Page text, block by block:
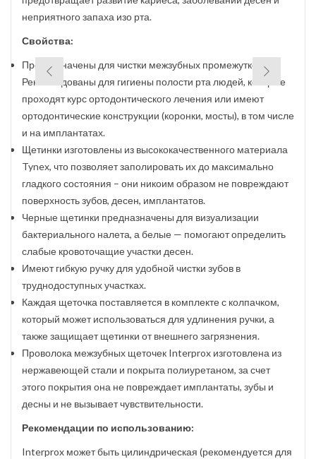
неприятного запаха изо рта.
Свойства:
Предназначены для чистки межзубных промежутков.
Рекомендованы для гигиены полости рта людей, которые
проходят курс ортодонтического лечения или имеют
ортодонтические конструкции (коронки, мосты), в том числе
и на имплантатах.
Щетинки изготовлены из высококачественного материала
Tynex, что позволяет заполировать их до максимально
гладкого состояния – они никоим образом не повреждают
поверхность зубов, десен, имплантатов.
Черные щетинки предназначены для визуализации
бактериального налета, а белые — помогают определить
слабые кровоточащие участки десен.
Имеют гибкую ручку для удобной чистки зубов в
труднодоступных участках.
Каждая щеточка поставляется в комплекте с колпачком,
который может использоваться для удлинения ручки, а
также защищает щетинки от внешнего загрязнения.
Проволока межзубных щеточек Interprox изготовлена из
нержавеющей стали и покрыта полиуретаном, за счет
этого покрытия она не повреждает имплантаты, зубы и
десны и не вызывает чувствительности.
Рекомендации по использованию:
Interprox может быть цилиндрическая (рекомендуется для